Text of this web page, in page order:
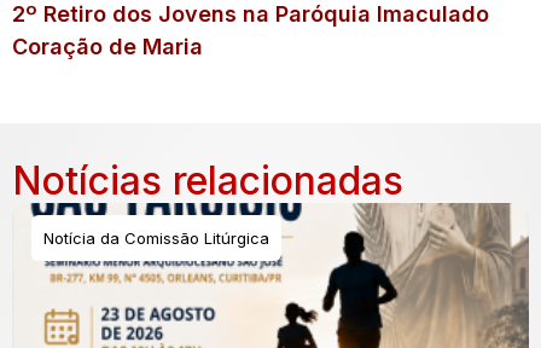
2º Retiro dos Jovens na Paróquia Imaculado
Coração de Maria
Notícias relacionadas
Notícia da Comissão Litúrgica